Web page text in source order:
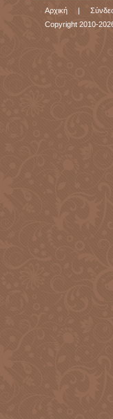
Αρχική |
Copyright 2010-